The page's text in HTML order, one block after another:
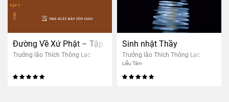
Đường Về Xứ Phật – Tập 1
Trưởng lão Thích Thông Lạc
Sinh nhật Thầy
Trưởng lão Thích Thông Lạc
Liễu Tâm